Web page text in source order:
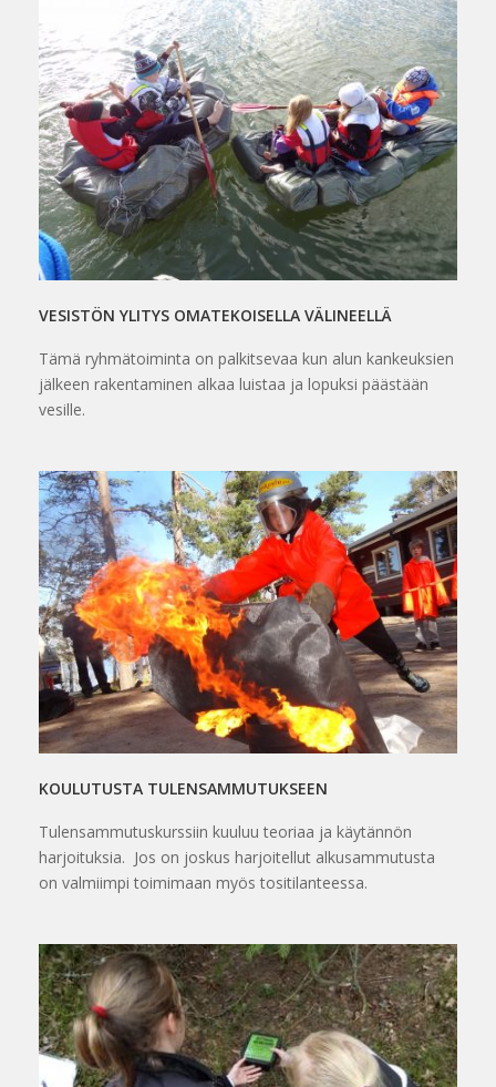
VESISTÖN YLITYS OMATEKOISELLA VÄLINEELLÄ
Tämä ryhmätoiminta on palkitsevaa kun alun kankeuksien
jälkeen rakentaminen alkaa luistaa ja lopuksi päästään
vesille.
KOULUTUSTA TULENSAMMUTUKSEEN
Tulensammutuskurssiin kuuluu teoriaa ja käytännön
harjoituksia. Jos on joskus harjoitellut alkusammutusta
on valmiimpi toimimaan myös tositilanteessa.